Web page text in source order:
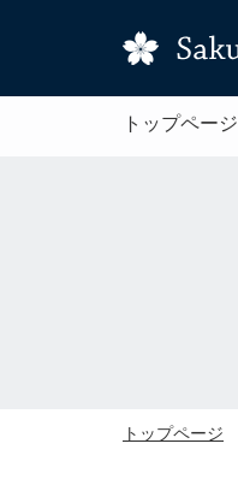
トップページ
トップページ